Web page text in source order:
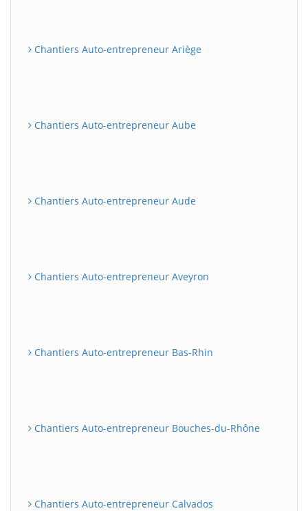
Chantiers Auto-entrepreneur Ariège
Chantiers Auto-entrepreneur Aube
Chantiers Auto-entrepreneur Aude
Chantiers Auto-entrepreneur Aveyron
Chantiers Auto-entrepreneur Bas-Rhin
Chantiers Auto-entrepreneur Bouches-du-Rhône
Chantiers Auto-entrepreneur Calvados